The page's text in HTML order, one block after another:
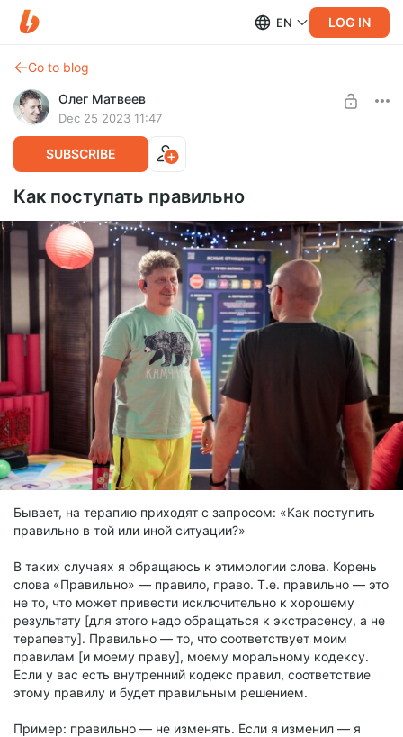
EN LOG IN
Go to blog
Олег Матвеев
Dec 25 2023 11:47
SUBSCRIBE
Как поступать правильно
Бывает, на терапию приходят с запросом: «Как поступить
правильно в той или иной ситуации?»
В таких случаях я обращаюсь к этимологии слова. Корень
слова «Правильно» — правило, право. Т.е. правильно — это
не то, что может привести исключительно к хорошему
результату [для этого надо обращаться к экстрасенсу, а не
терапевту]. Правильно — то, что соответствует моим
правилам [и моему праву], моему моральному кодексу.
Если у вас есть внутренний кодекс правил, соответствие
этому правилу и будет правильным решением.
Пример: правильно — не изменять. Если я изменил — я